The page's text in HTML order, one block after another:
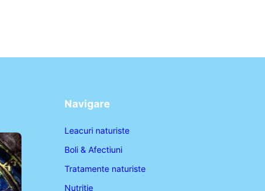
Navigare
Leacuri naturiste
Boli & Afectiuni
Tratamente naturiste
Nutritie